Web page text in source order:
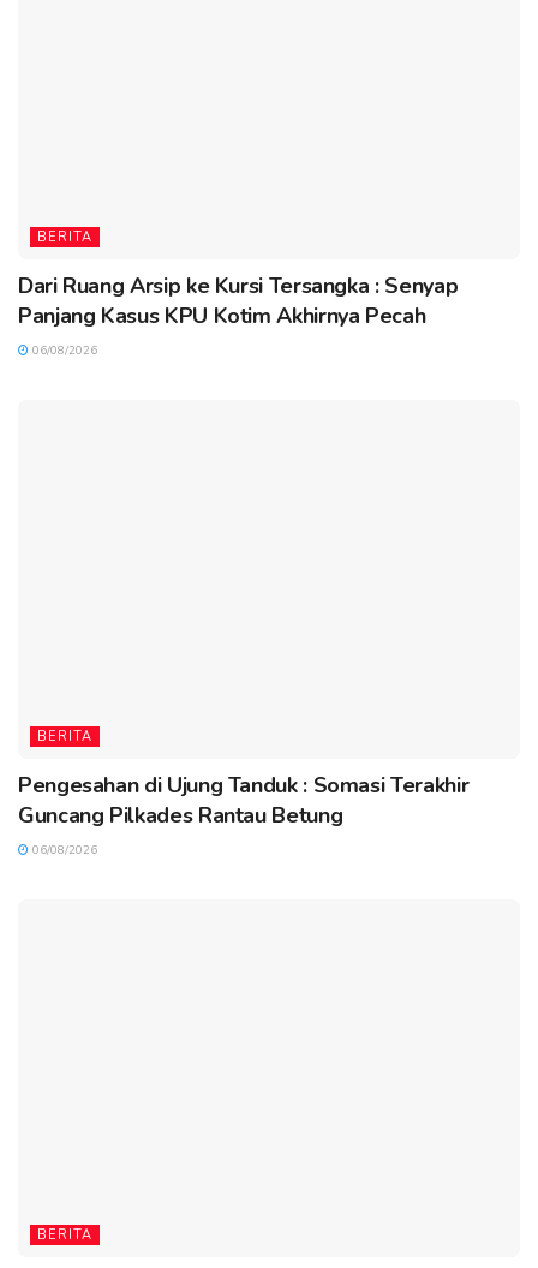
BERITA
Dari Ruang Arsip ke Kursi Tersangka : Senyap
Panjang Kasus KPU Kotim Akhirnya Pecah
06/08/2026
BERITA
Pengesahan di Ujung Tanduk : Somasi Terakhir
Guncang Pilkades Rantau Betung
06/08/2026
BERITA